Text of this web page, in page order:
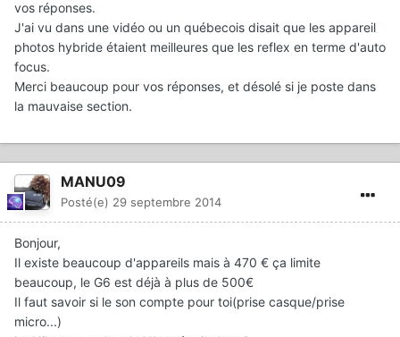
vos réponses.
J'ai vu dans une vidéo ou un québecois disait que les appareil
photos hybride étaient meilleures que les reflex en terme d'auto
focus.
Merci beaucoup pour vos réponses, et désolé si je poste dans
la mauvaise section.
MANU09
Posté(e) 29 septembre 2014
Bonjour,
Il existe beaucoup d'appareils mais à 470 € ça limite
beaucoup, le G6 est déjà à plus de 500€
Il faut savoir si le son compte pour toi(prise casque/prise
micro...)